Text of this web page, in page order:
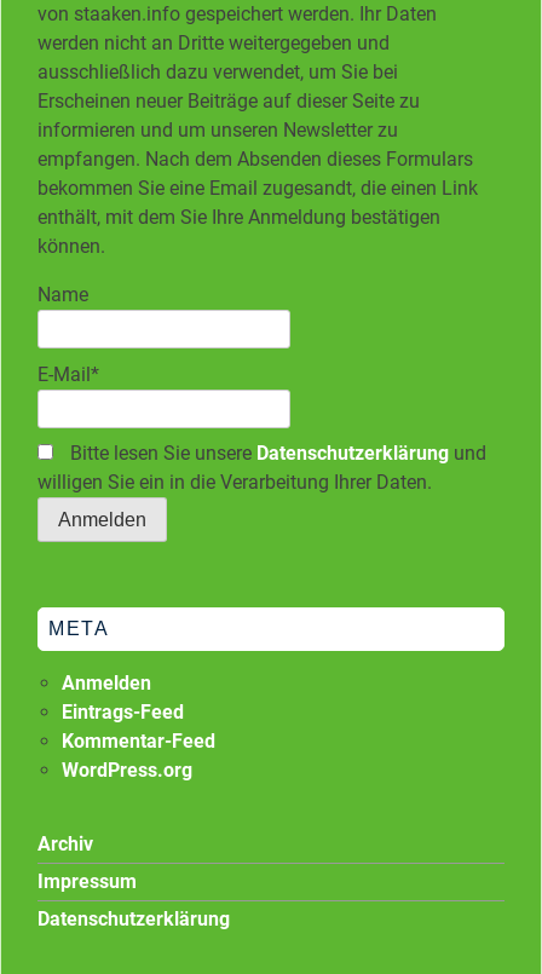
von staaken.info gespeichert werden. Ihr Daten
werden nicht an Dritte weitergegeben und
ausschließlich dazu verwendet, um Sie bei
Erscheinen neuer Beiträge auf dieser Seite zu
informieren und um unseren Newsletter zu
empfangen. Nach dem Absenden dieses Formulars
bekommen Sie eine Email zugesandt, die einen Link
enthält, mit dem Sie Ihre Anmeldung bestätigen
können.
Name
E-Mail*
Bitte lesen Sie unsere Datenschutzerklärung und
willigen Sie ein in die Verarbeitung Ihrer Daten.
META
Anmelden
Eintrags-Feed
Kommentar-Feed
WordPress.org
Archiv
Impressum
Datenschutzerklärung